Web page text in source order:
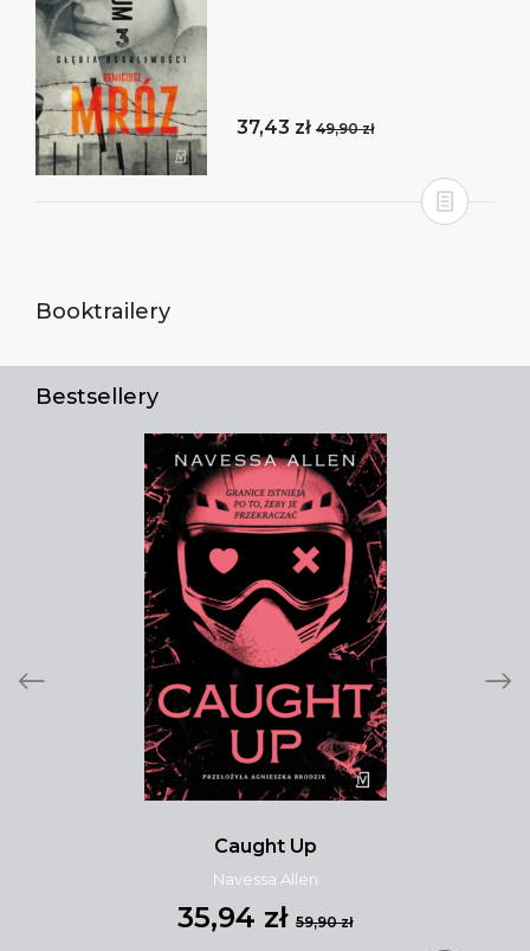
37,43 zł 49,90 zł
Booktrailery
Bestsellery
Caught Up
Navessa Allen
35,94 zł 59,90 zł